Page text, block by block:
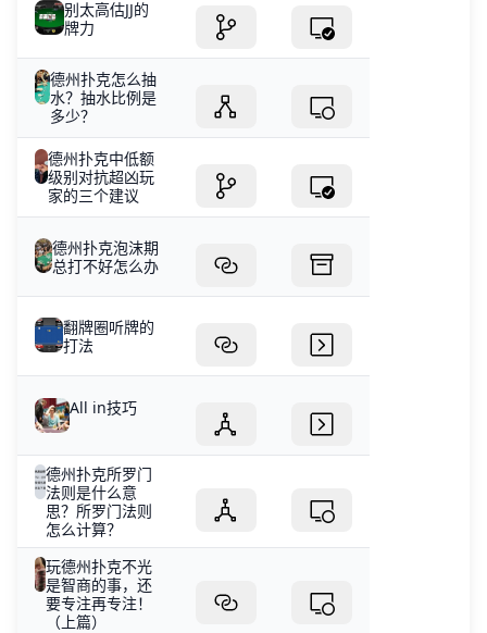
别太高估JJ的
牌力
德州扑克怎么抽
水？抽水比例是
多少？
德州扑克中低额
级别对抗超凶玩
家的三个建议
德州扑克泡沫期
总打不好怎么办
翻牌圈听牌的
打法
All in技巧
德州扑克所罗门
法则是什么意
思？所罗门法则
怎么计算？
玩德州扑克不光
是智商的事，还
要专注再专注！
（上篇）